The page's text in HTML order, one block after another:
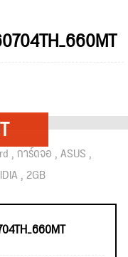
การ์ดจอ ASUS
2GB